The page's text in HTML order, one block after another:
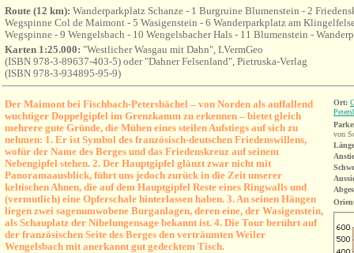
Route (12 km): Wanderparkplatz Schanze - 1 Burgruine Blumenstein - 2
Wegspinne Col de Maimont - 5 Wasigenstein - 6 Wanderparkplatz am
Wegspinne - 9 Wengelsbach - 10 Wengelsbacher Hals - 11 Blumenstein -
Karten 1:25.000: "Westlicher Wasgau mit Dahn", LVermGeo
(ISBN 978-3-89637-403-5) oder "Dahner Felsenland", Pietruska-Verlag
(ISBN 978-3-934895-95-9)
Der Maimont bei Fischbach-Petersbächel – von Norden als auffallend
wuchtiger Doppelgipfel im Grenzkamm zu erkennen – bietet gleich
mehrere gute Gründe, die Mühen eines steilen Aufstiegs auf sich zu
nehmen: 1. Er ist Symbol des französisch-deutschen Friedenswillens,
wofür der Name des Berges und das Friedenskreuz auf seinem
Nebengipfel stehen. 2. Der Hauptgipfel glänzt zwar nicht mit
Panoramaausblick, führt uns jedoch zurück in die Zeit unserer
keltischen Ahnen, die auf dem Hauptgipfel Reste eines Ringwalls und
(vermutlich) eine Opferschale hinterlassen haben. 3. An seinen Hängen
liegen zwei sagenumwobene Burganlagen, deren eine, der Wasigenstein,
als Schauplatz der Nibelungensage bekannt ist. 4. Die Tour berührt auf
der französischen Seite des Berges den verträumten Weiler
Wengelsbach mit anerkannt gut gedecktem Tisch.
Ort:
von